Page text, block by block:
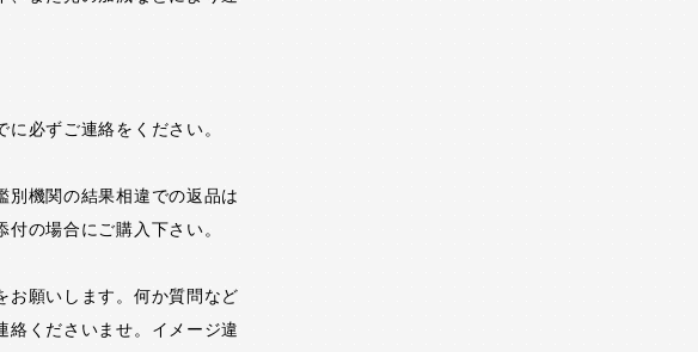
必ずご連絡をください。
別機関の結果相違での返品は
の場合にご購入下さい。
お願いします。何か質問など
絡くださいませ。イメージ違